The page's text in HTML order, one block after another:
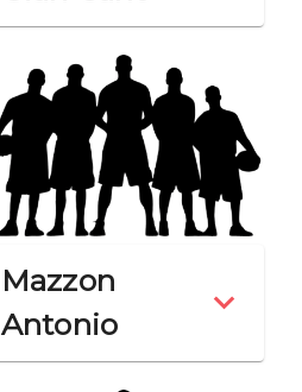
Mazzon
Antonio